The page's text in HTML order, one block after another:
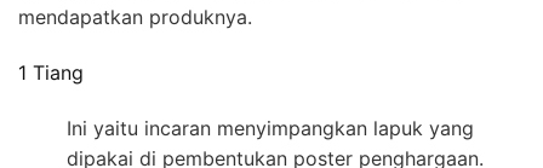
mendapatkan produknya.
1 Tiang
Ini yaitu incaran menyimpangkan lapuk yang
dipakai di pembentukan poster penghargaan.